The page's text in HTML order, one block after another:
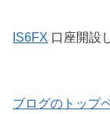
IS6FX 口座開設
ブログのトップ